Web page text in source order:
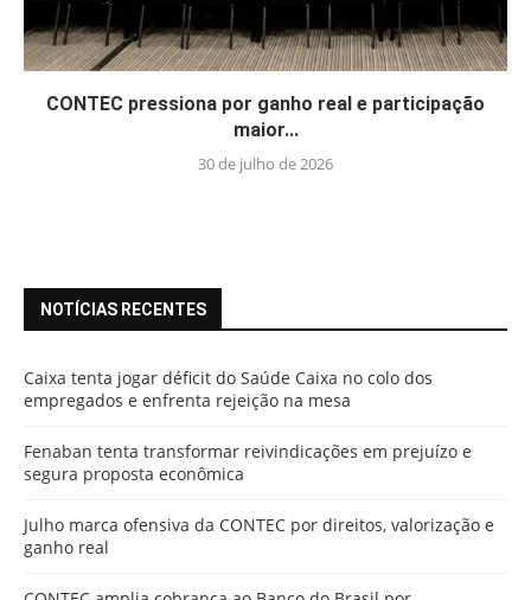
CONTEC pressiona por ganho real e participação
maior...
30 de julho de 2026
NOTÍCIAS RECENTES
Caixa tenta jogar déficit do Saúde Caixa no colo dos
empregados e enfrenta rejeição na mesa
Fenaban tenta transformar reivindicações em prejuízo e
segura proposta econômica
Julho marca ofensiva da CONTEC por direitos, valorização e
ganho real